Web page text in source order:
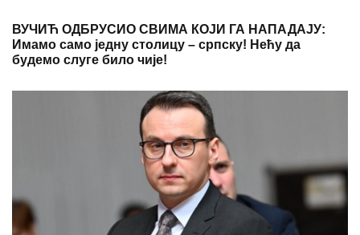
ВУЧИЋ ОДБРУСИО СВИМА КОЈИ ГА НАПАДАЈУ:
Имамо само једну столицу – српску! Нећу да
будемо слуге било чије!